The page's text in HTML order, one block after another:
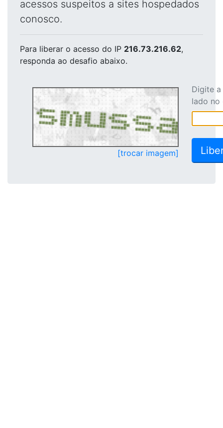
acessos suspeitos a sites hospedados
conosco.
Para liberar o acesso do IP 216.73.216.62,
responda ao desafio abaixo.
[trocar imagem]
Digite
lado no